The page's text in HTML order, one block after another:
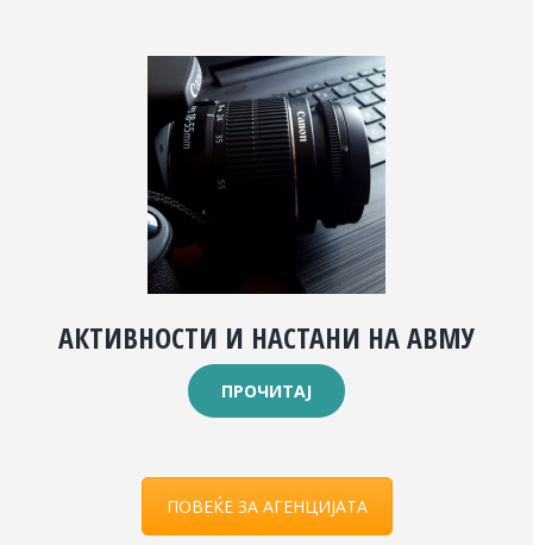
АКТИВНОСТИ И НАСТАНИ НА АВМУ
ПРОЧИТАЈ
ПОВЕЌЕ ЗА АГЕНЦИЈАТА